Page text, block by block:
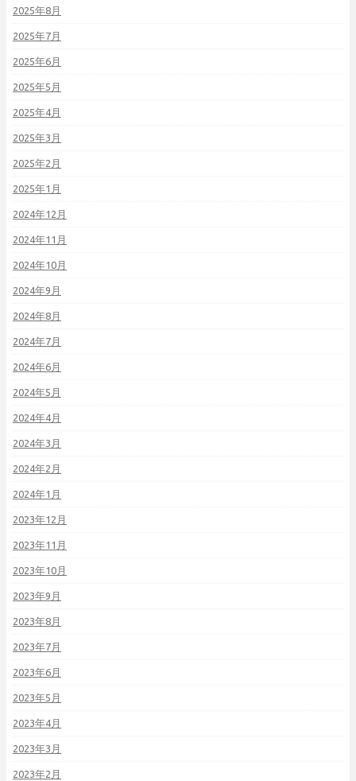
2025年8月
2025年7月
2025年6月
2025年5月
2025年4月
2025年3月
2025年2月
2025年1月
2024年12月
2024年11月
2024年10月
2024年9月
2024年8月
2024年7月
2024年6月
2024年5月
2024年4月
2024年3月
2024年2月
2024年1月
2023年12月
2023年11月
2023年10月
2023年9月
2023年8月
2023年7月
2023年6月
2023年5月
2023年4月
2023年3月
2023年2月